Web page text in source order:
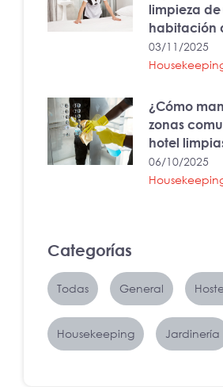
limpieza
habitación
03/11/2025
¿Cómo
zonas
hotel
06/10/2025
Categorías
Todas General
Housekeeping Jardinería